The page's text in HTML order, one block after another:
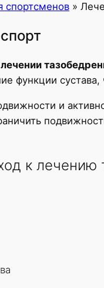
спортсменов »
лечении
функции
и
к лечению